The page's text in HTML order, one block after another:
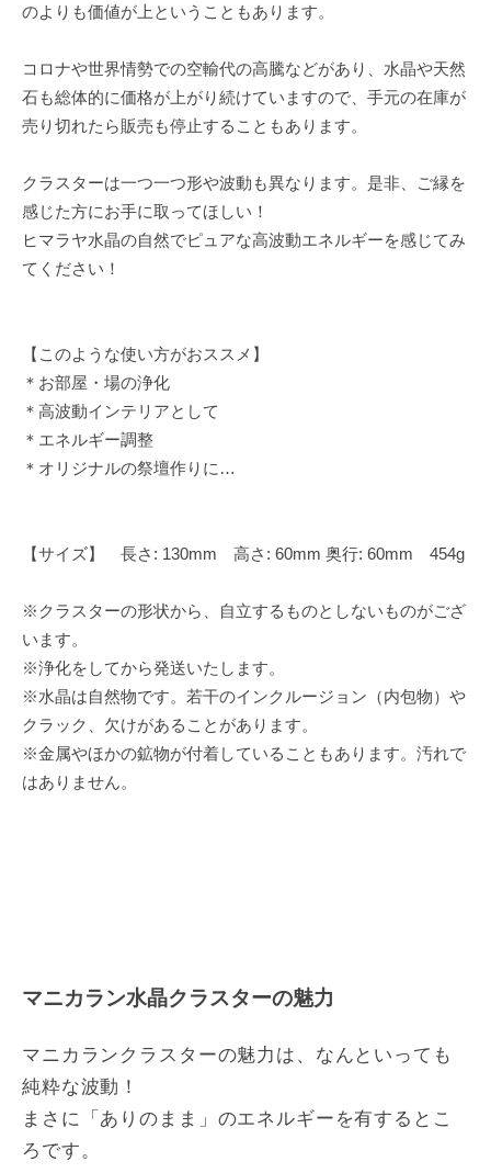
のよりも価値が上ということもあります。
コロナや世界情勢での空輸代の高騰などがあり、水晶や天然
石も総体的に価格が上がり続けていますので、手元の在庫が
売り切れたら販売も停止することもあります。
クラスターは一つ一つ形や波動も異なります。是非、ご縁を
感じた方にお手に取ってほしい！
ヒマラヤ水晶の自然でピュアな高波動エネルギーを感じてみ
てください！
【このような使い方がおススメ】
＊お部屋・場の浄化
＊高波動インテリアとして
＊エネルギー調整
＊オリジナルの祭壇作りに…
【サイズ】 長さ: 130mm 高さ: 60mm 奥行: 60mm 454g
※クラスターの形状から、自立するものとしないものがござ
います。
※浄化をしてから発送いたします。
※水晶は自然物です。若干のインクルージョン（内包物）や
クラック、欠けがあることがあります。
※金属やほかの鉱物が付着していることもあります。汚れで
はありません。
マニカラン水晶クラスターの魅力
マニカランクラスターの魅力は、なんといっても
純粋な波動！
まさに「ありのまま」のエネルギーを有するとこ
ろです。